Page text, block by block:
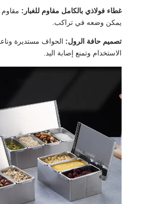
غطاء فولاذي بالكامل مقاوم للغبار: مقاوم
يمكن وضعه في تراكب.
تصميم حافة الرول: الحواف مستديرة
الاستخدام وتمنع إصابة اليد.